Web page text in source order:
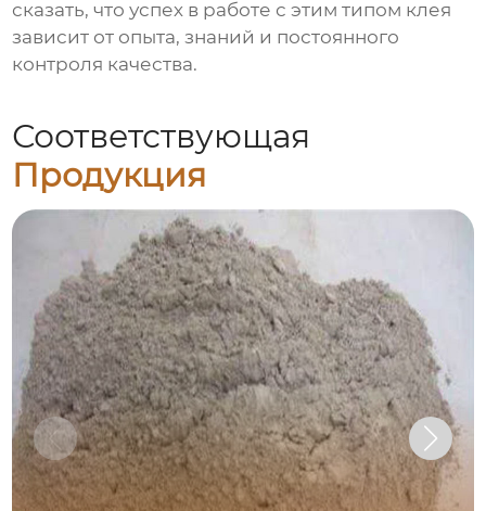
сказать, что успех в работе с этим типом клея
зависит от опыта, знаний и постоянного
контроля качества.
Соответствующая
Продукция